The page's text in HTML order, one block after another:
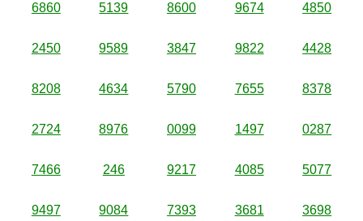
6860 5139 8600 9674 4850
2450 9589 3847 9822 4428
8208 4634 5790 7655 8378
2724 8976 0099 1497 0287
7466 246 9217 4085 5077
9497 9084 7393 3681 3698